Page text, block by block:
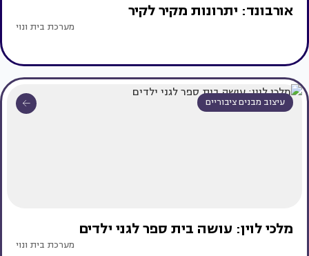
אורבונד: יתרונות מקיר לקיר
מערכת בית ונוי
עיצוב מבנים ציבוריים
מלכי לוין: עושה בית ספר לגני ילדים
מערכת בית ונוי